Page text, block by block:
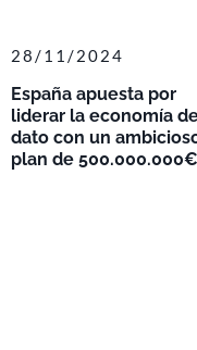
España apuesta por
liderar la economía
dato con un
plan de 500.000.000€
28/11/2024